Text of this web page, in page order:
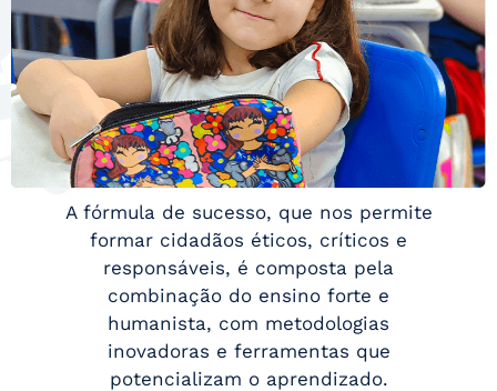
A fórmula de sucesso, que nos permite
formar cidadãos éticos, críticos e
responsáveis, é composta pela
combinação do ensino forte e
humanista, com metodologias
inovadoras e ferramentas que
potencializam o aprendizado.